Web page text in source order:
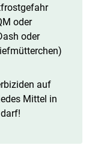
oder
oder
auf
Mittel in